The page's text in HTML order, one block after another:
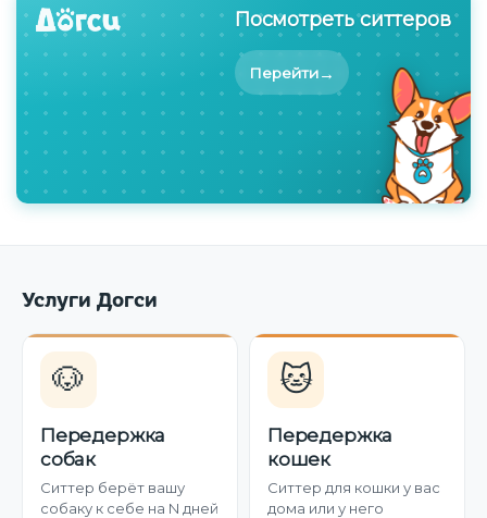
Посмотреть ситтеров
Перейти→
Услуги Догси
🐶
Передержка
собак
Ситтер берёт вашу
собаку к себе на N дней
🐱
Передержка
кошек
Ситтер для кошки у вас
дома или у него